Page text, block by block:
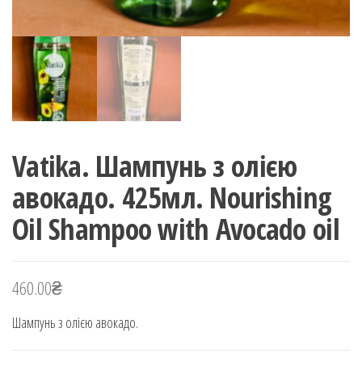
Vatika. Шампунь з олією
авокадо. 425мл. Nourishing
Oil Shampoo with Avocado oil
460.00₴
Шампунь з олією авокадо.